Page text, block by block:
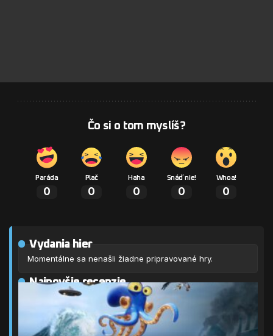
Čo si o tom myslíš?
Paráda
0
Plač
0
Haha
0
Snáď nie!
0
Whoa!
0
Vydania hier
Momentálne sa nenašli žiadne pripravované hry.
Najnovšie recenzie